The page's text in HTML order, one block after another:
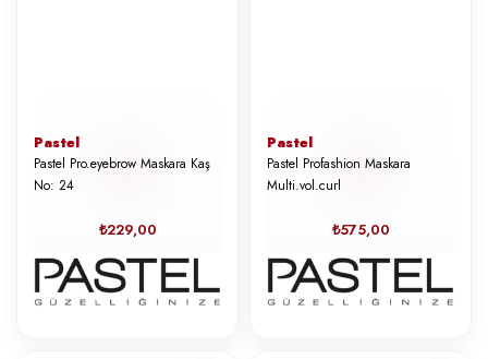
Pastel
Pastel Pro.eyebrow Maskara Kaş
No: 24
₺229,00
Pastel
Pastel Profashion Maskara
Multi.vol.curl
₺575,00